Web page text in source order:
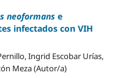
neoformans e
infectados con VIH
Ingrid Escobar Urías,
Meza (Autor/a)